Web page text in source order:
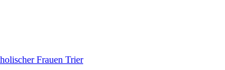
Frauen Trier